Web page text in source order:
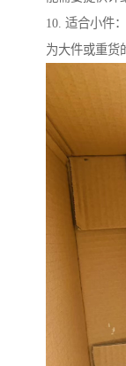
10. 适合小件
为大件或重货